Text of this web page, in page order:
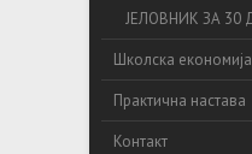
ЈЕЛОВНИК ЗА 30
Школска економија
Практична настава
Контакт